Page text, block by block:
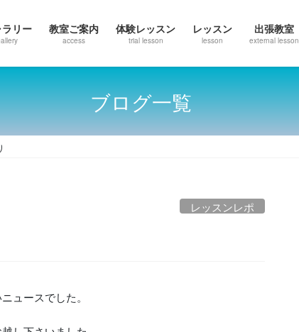
リー 教室ご案内
access
体験レッスン
trial lesson
レッスン
lesson
出張教室
external lesson
ブログ一覧
レッスンレポ
ュースでした。